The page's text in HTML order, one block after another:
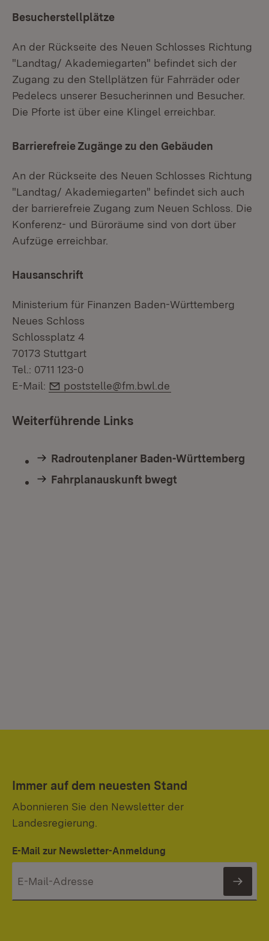
Besucherstellplätze
An der Rückseite des Neuen Schlosses Richtung
"Landtag/ Akademiegarten" befindet sich der
Zugang zu den Stellplätzen für Fahrräder oder
Pedelecs unserer Besucherinnen und Besucher.
Die Pforte ist über eine Klingel erreichbar.
Barrierefreie Zugänge zu den Gebäuden
An der Rückseite des Neuen Schlosses Richtung
"Landtag/ Akademiegarten" befindet sich auch
der barrierefreie Zugang zum Neuen Schloss. Die
Konferenz- und Büroräume sind von dort über
Aufzüge erreichbar.
Hausanschrift
Ministerium für Finanzen Baden-Württemberg
Neues Schloss
Schlossplatz 4
70173 Stuttgart
Tel.: 0711 123-0
E-Mail:
E-Mail:
poststelle@fm.bwl.de
Weiterführende Links
Radroutenplaner Baden-Württemberg
Fahrplanauskunft bwegt
Immer auf dem neuesten Stand
Abonnieren Sie den Newsletter der
Landesregierung.
E-Mail zur Newsletter-Anmeldung